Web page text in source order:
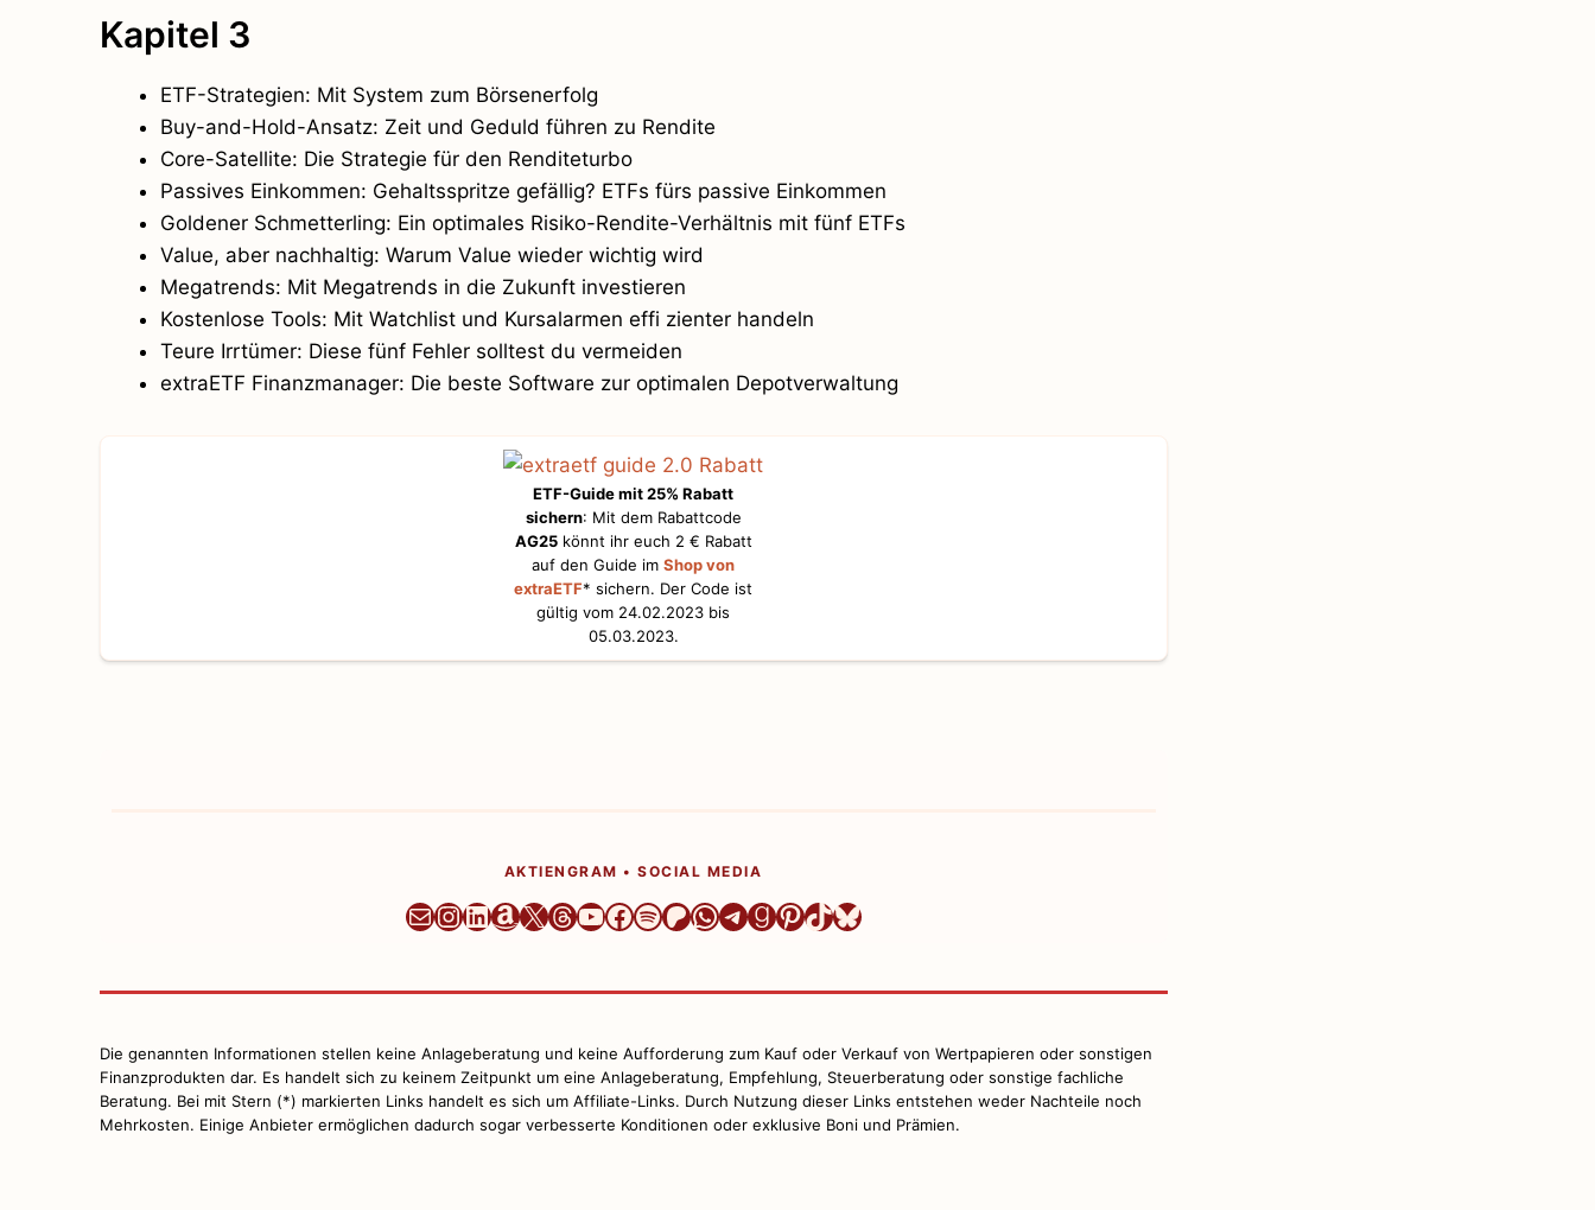
Kapitel 3
ETF-Strategien: Mit System zum Börsenerfolg
Buy-and-Hold-Ansatz: Zeit und Geduld führen zu Rendite
Core-Satellite: Die Strategie für den Renditeturbo
Passives Einkommen: Gehaltsspritze gefällig? ETFs fürs passive Einkommen
Goldener Schmetterling: Ein optimales Risiko-Rendite-Verhältnis mit fünf ETFs
Value, aber nachhaltig: Warum Value wieder wichtig wird
Megatrends: Mit Megatrends in die Zukunft investieren
Kostenlose Tools: Mit Watchlist und Kursalarmen effi zienter handeln
Teure Irrtümer: Diese fünf Fehler solltest du vermeiden
extraETF Finanzmanager: Die beste Software zur optimalen Depotverwaltung
ETF-Guide mit 25% Rabatt
sichern: Mit dem Rabattcode
AG25könnt ihr euch 2 € Rabatt
auf den Guide imShop von
extraETF* sichern. Der Code ist
gültig vom 24.02.2023 bis
05.03.2023.
AKTIENGRAM • SOCIAL MEDIA
Newsletter
Instagram
LinkedIn
Amazon
X Threads
YouTube
Facebook
Spotify
Patreon
WhatsApp
Telegram
Goodreads
Pinterest
TikTok
Bluesky
Die genannten Informationen stellen keine Anlageberatung und keine Aufforderung zum Kauf oder Verkauf von Wertpapieren oder sonstigen
Finanzprodukten dar. Es handelt sich zu keinem Zeitpunkt um eine Anlageberatung, Empfehlung, Steuerberatung oder sonstige fachliche
Beratung. Bei mit Stern (*) markierten Links handelt es sich um Affiliate-Links. Durch Nutzung dieser Links entstehen weder Nachteile noch
Mehrkosten. Einige Anbieter ermöglichen dadurch sogar verbesserte Konditionen oder exklusive Boni und Prämien.